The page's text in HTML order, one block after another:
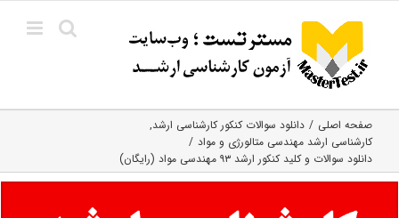
content
صفحه اصلی
دانلود سوالات کنکور کارشناسی ارشد
کارشناسی ارشد مهندسی متالورژی و مواد
دانلود سوالات و کلید کنکور ارشد ۹۳ مهندسی مواد (رایگان)